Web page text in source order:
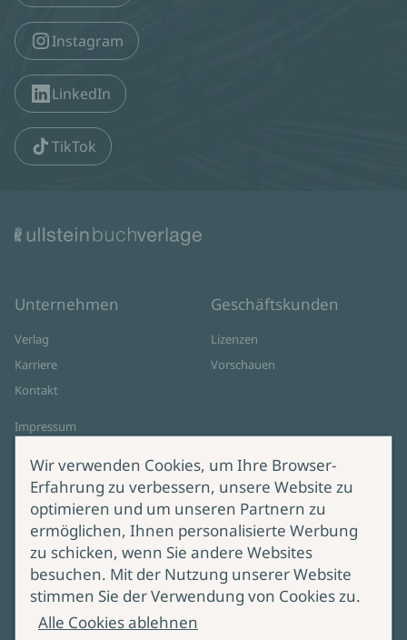
Instagram
LinkedIn
TikTok
Unternehmen
Verlag
Karriere
Kontakt
Impressum
Cookie-Einstellungen
AGB Online Shop
Geschäftskunden
Lizenzen
Vorschauen
Service
Lieferung & Versand
Produktsicherheit
Bei Fragen zur Produktsicherheit
wenden Sie sich bitte an
Wir verwenden Cookies, um Ihre Browser-
Erfahrung zu verbessern, unsere Website zu
optimieren und um unseren Partnern zu
ermöglichen, Ihnen personalisierte Werbung
zu schicken, wenn Sie andere Websites
besuchen. Mit der Nutzung unserer Website
stimmen Sie der Verwendung von Cookies zu.
Alle Cookies ablehnen